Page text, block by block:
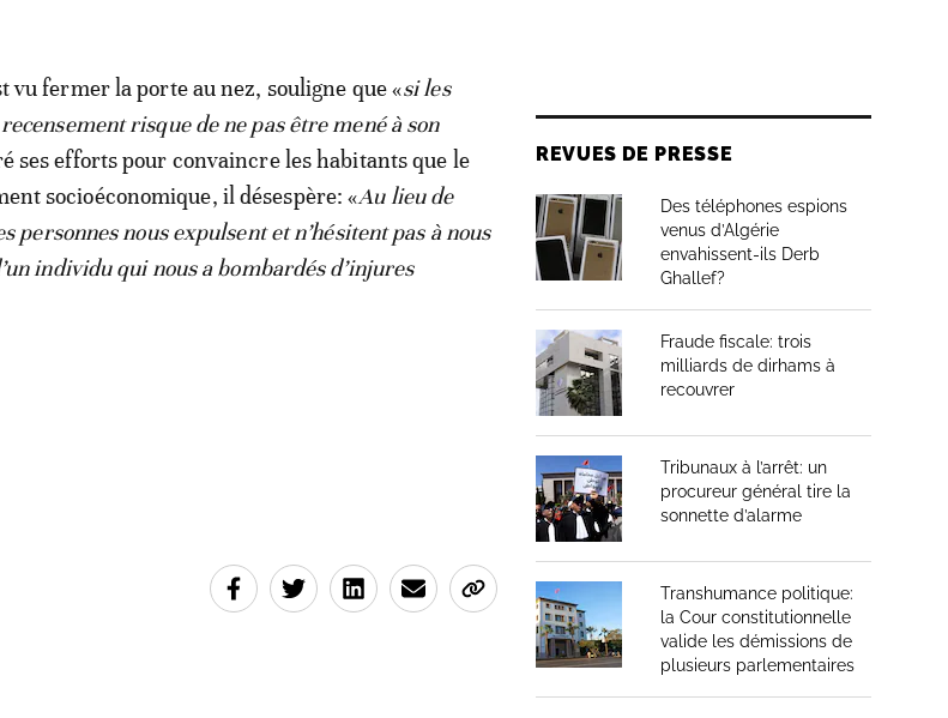
vu fermer la porte au nez, souligne que «si les
risque de ne pas être mené à son
ses efforts pour convaincre les habitants que le
socioéconomique, il désespère: «Au lieu de
personnes nous expulsent et n’hésitent pas à nous
individu qui nous a bombardés d’injures
REVUES DE PRESSE
Des téléphones espions
venus d’Algérie
envahissent-ils Derb
Ghallef?
Fraude fiscale: trois
milliards de dirhams à
recouvrer
Tribunaux à l’arrêt: un
procureur général tire la
sonnette d’alarme
Transhumance politique:
la Cour constitutionnelle
valide les démissions de
plusieurs parlementaires